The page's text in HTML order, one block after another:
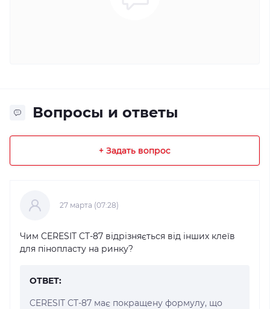
Вопросы и ответы
+ Задать вопрос
27 марта (07:28)
Чим CERESIT CT-87 відрізняється від інших клеїв
для пінопласту на ринку?
ОТВЕТ:
CERESIT CT-87 має покращену формулу, що